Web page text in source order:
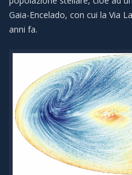
Gaia-Encelado, con cui la Via
anni fa.